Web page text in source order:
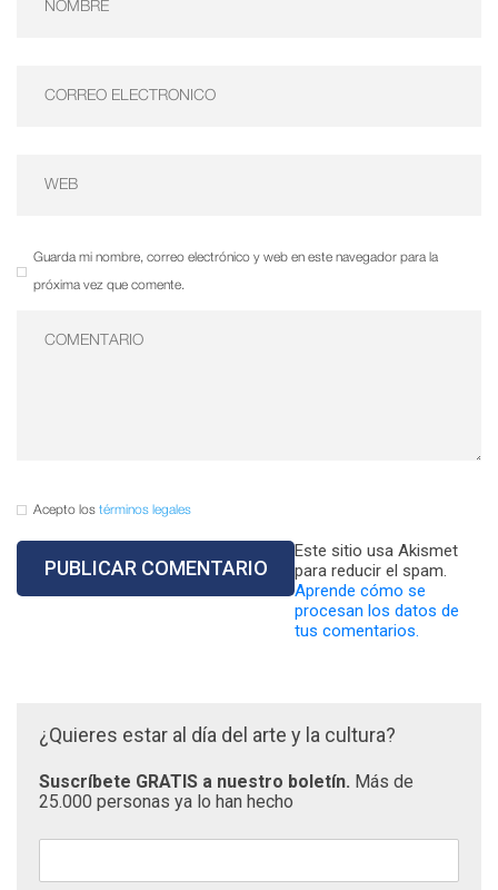
Guarda mi nombre, correo electrónico y web en este navegador para la
próxima vez que comente.
Acepto los términos legales
Este sitio usa Akismet
para reducir el spam.
Aprende cómo se
procesan los datos de
tus comentarios.
¿Quieres estar al día del arte y la cultura?
Suscríbete GRATIS a nuestro boletín. Más de
25.000 personas ya lo han hecho